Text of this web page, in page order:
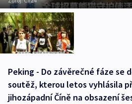
Peking - Do závěrečné fáze se
soutěž, kterou letos vyhlásila
jihozápadní Číně na obsazení